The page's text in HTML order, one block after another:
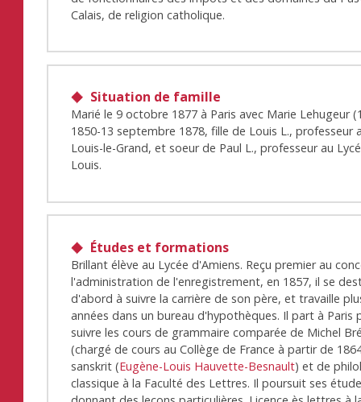
Calais, de religion catholique.
Situation de famille
Marié le 9 octobre 1877 à Paris avec Marie Lehugeur
1850-13 septembre 1878, fille de Louis L., professeur
Louis-le-Grand, et soeur de Paul L., professeur au
Louis.
Études et formations
Brillant élève au Lycée d'Amiens. Reçu premier au
l'administration de l'enregistrement, en 1857, il se
d'abord à suivre la carrière de son père, et travaille
années dans un bureau d'hypothèques. Il part à Paris
suivre les cours de grammaire comparée de Michel
(chargé de cours au Collège de France à partir de
sanskrit (Eugène-Louis Hauvette-Besnault) et de
classique à la Faculté des Lettres. Il poursuit ses